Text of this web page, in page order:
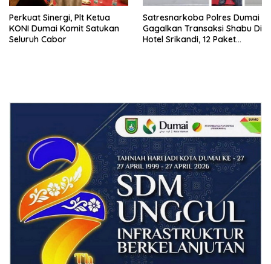
Perkuat Sinergi, Plt Ketua
KONI Dumai Komit Satukan
Seluruh Cabor
Satresnarkoba Polres Dumai
Gagalkan Transaksi Shabu Di
Hotel Srikandi, 12 Paket